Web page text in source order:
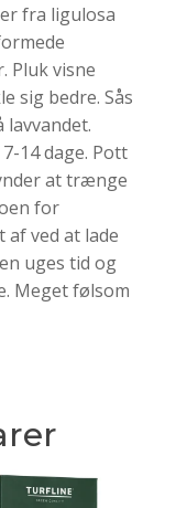
fra ligulosa
Pluk visne
sig bedre. Sås
14 dage. Pott
at trænge
for
ved at lade
uges tid og
Meget følsom